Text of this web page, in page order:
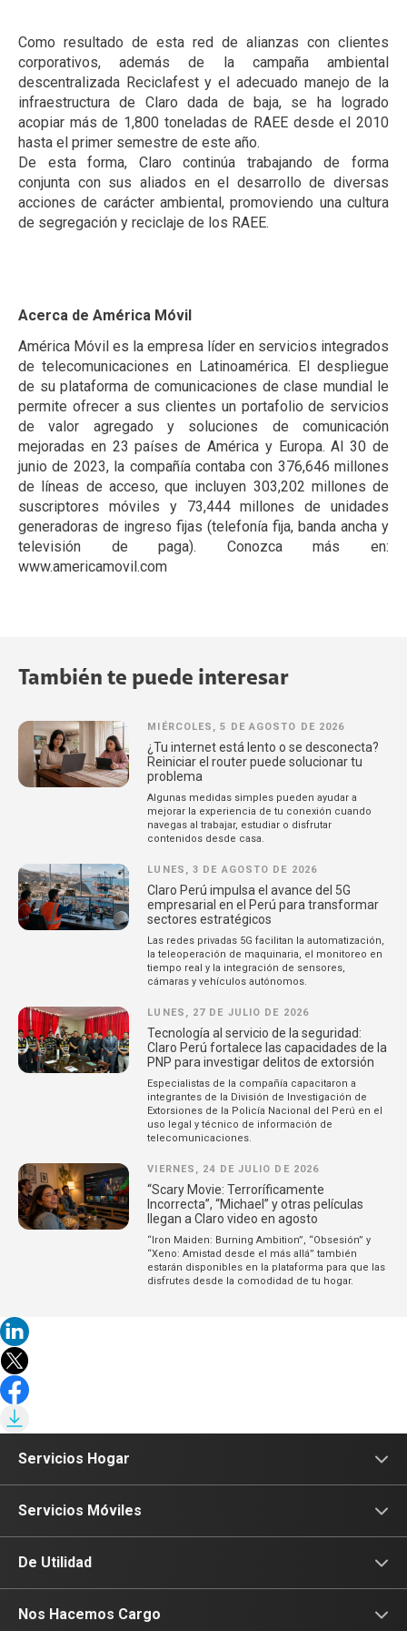
Como resultado de esta red de alianzas con clientes
corporativos, además de la campaña ambiental
descentralizada Reciclafest y el adecuado manejo de la
infraestructura de Claro dada de baja, se ha logrado
acopiar más de 1,800 toneladas de RAEE desde el 2010
hasta el primer semestre de este año.
De esta forma, Claro continúa trabajando de forma
conjunta con sus aliados en el desarrollo de diversas
acciones de carácter ambiental, promoviendo una cultura
de segregación y reciclaje de los RAEE.
Acerca de América Móvil
América Móvil es la empresa líder en servicios integrados
de telecomunicaciones en Latinoamérica. El despliegue
de su plataforma de comunicaciones de clase mundial le
permite ofrecer a sus clientes un portafolio de servicios
de valor agregado y soluciones de comunicación
mejoradas en 23 países de América y Europa. Al 30 de
junio de 2023, la compañía contaba con 376,646 millones
de líneas de acceso, que incluyen 303,202 millones de
suscriptores móviles y 73,444 millones de unidades
generadoras de ingreso fijas (telefonía fija, banda ancha y
televisión de paga). Conozca más en:
www.americamovil.com
También te puede interesar
MIÉRCOLES, 5 DE AGOSTO DE 2026
¿Tu internet está lento o se desconecta?
Reiniciar el router puede solucionar tu
problema
Algunas medidas simples pueden ayudar a
mejorar la experiencia de tu conexión cuando
navegas al trabajar, estudiar o disfrutar
contenidos desde casa.
LUNES, 3 DE AGOSTO DE 2026
Claro Perú impulsa el avance del 5G
empresarial en el Perú para transformar
sectores estratégicos
Las redes privadas 5G facilitan la automatización,
la teleoperación de maquinaria, el monitoreo en
tiempo real y la integración de sensores,
cámaras y vehículos autónomos.
LUNES, 27 DE JULIO DE 2026
Tecnología al servicio de la seguridad:
Claro Perú fortalece las capacidades de la
PNP para investigar delitos de extorsión
Especialistas de la compañía capacitaron a
integrantes de la División de Investigación de
Extorsiones de la Policía Nacional del Perú en el
uso legal y técnico de información de
telecomunicaciones.
VIERNES, 24 DE JULIO DE 2026
“Scary Movie: Terroríficamente
Incorrecta”, “Michael” y otras películas
llegan a Claro video en agosto
“Iron Maiden: Burning Ambition”, “Obsesión” y
“Xeno: Amistad desde el más allá” también
estarán disponibles en la plataforma para que las
disfrutes desde la comodidad de tu hogar.
Servicios Hogar
Internet
Fibra Óptica
Planes Hogar
Servicios Móviles
Prepago
Postpago
De Utilidad
Consulta de IMEI
Nos Hacemos Cargo